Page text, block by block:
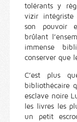
tolérants y
vizir
son pouvoir
brûlant
immense
conserver que
C’est plus
bibliothécaire
esclave noire
les livres les
un petit